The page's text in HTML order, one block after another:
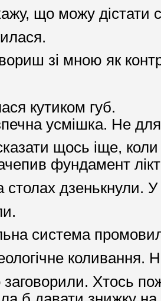
що можу дістати
зі мною як
кутиком губ.
усмішка. Не
щось іще,
фундамент
дзенькнули. У
система
коливання.
заговорили. Хтось